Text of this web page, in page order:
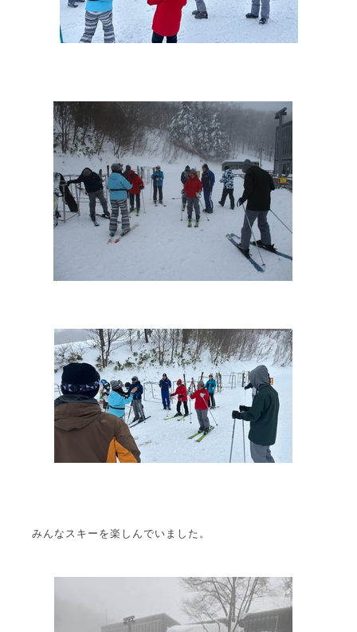
みんなスキーを楽しんでいました。